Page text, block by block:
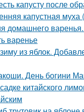
капусту после
капустная муха
домашнего
варенье
из яблок.
День богини
китайского